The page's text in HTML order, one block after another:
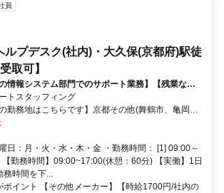
員
ルプデスク(社内)・大久保(京都府)駅徒
取可】
情報システム部門でのサポート業務】【残業なし/
転車・バイク通勤OK
トスタッフィング
勤務地はこちらです】京都その他(舞鶴市、亀岡市､
府大久保(京都府)駅徒歩4分新田(京都府)駅徒歩6分
日：月・火・水・木・金 ・勤務時間： [1] 09:00～
勤務時間】09:00~17:00(休憩：60分) 【実働】1日
時間を下...
ポイント 【その他メーカー】【時給1700円/社内の